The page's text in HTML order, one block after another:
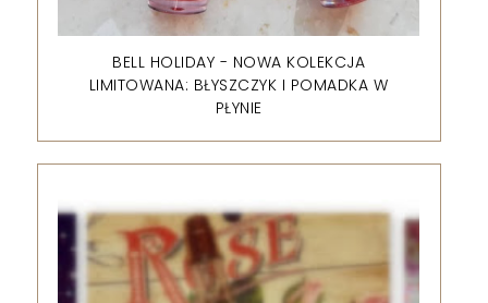
BELL HOLIDAY - NOWA KOLEKCJA
LIMITOWANA: BŁYSZCZYK I POMADKA W
PŁYNIE